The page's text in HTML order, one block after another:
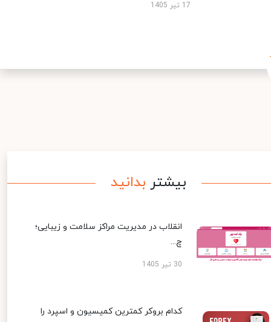
17 تیر 1405
بیشتر بدانید
انقلاب در مدیریت مراکز سلامت و زیبایی؛
چ...
30 تیر 1405
کدام بروکر کمترین کمیسیون و اسپرد را